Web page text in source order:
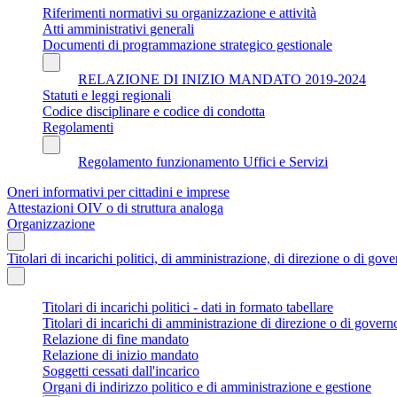
Riferimenti normativi su organizzazione e attività
Atti amministrativi generali
Documenti di programmazione strategico gestionale
RELAZIONE DI INIZIO MANDATO 2019-2024
Statuti e leggi regionali
Codice disciplinare e codice di condotta
Regolamenti
Regolamento funzionamento Uffici e Servizi
Oneri informativi per cittadini e imprese
Attestazioni OIV o di struttura analoga
Organizzazione
Titolari di incarichi politici, di amministrazione, di direzione o di
Titolari di incarichi politici - dati in formato tabellare
Titolari di incarichi di amministrazione di direzione o di
Relazione di fine mandato
Relazione di inizio mandato
Soggetti cessati dall'incarico
Organi di indirizzo politico e di amministrazione e gestione